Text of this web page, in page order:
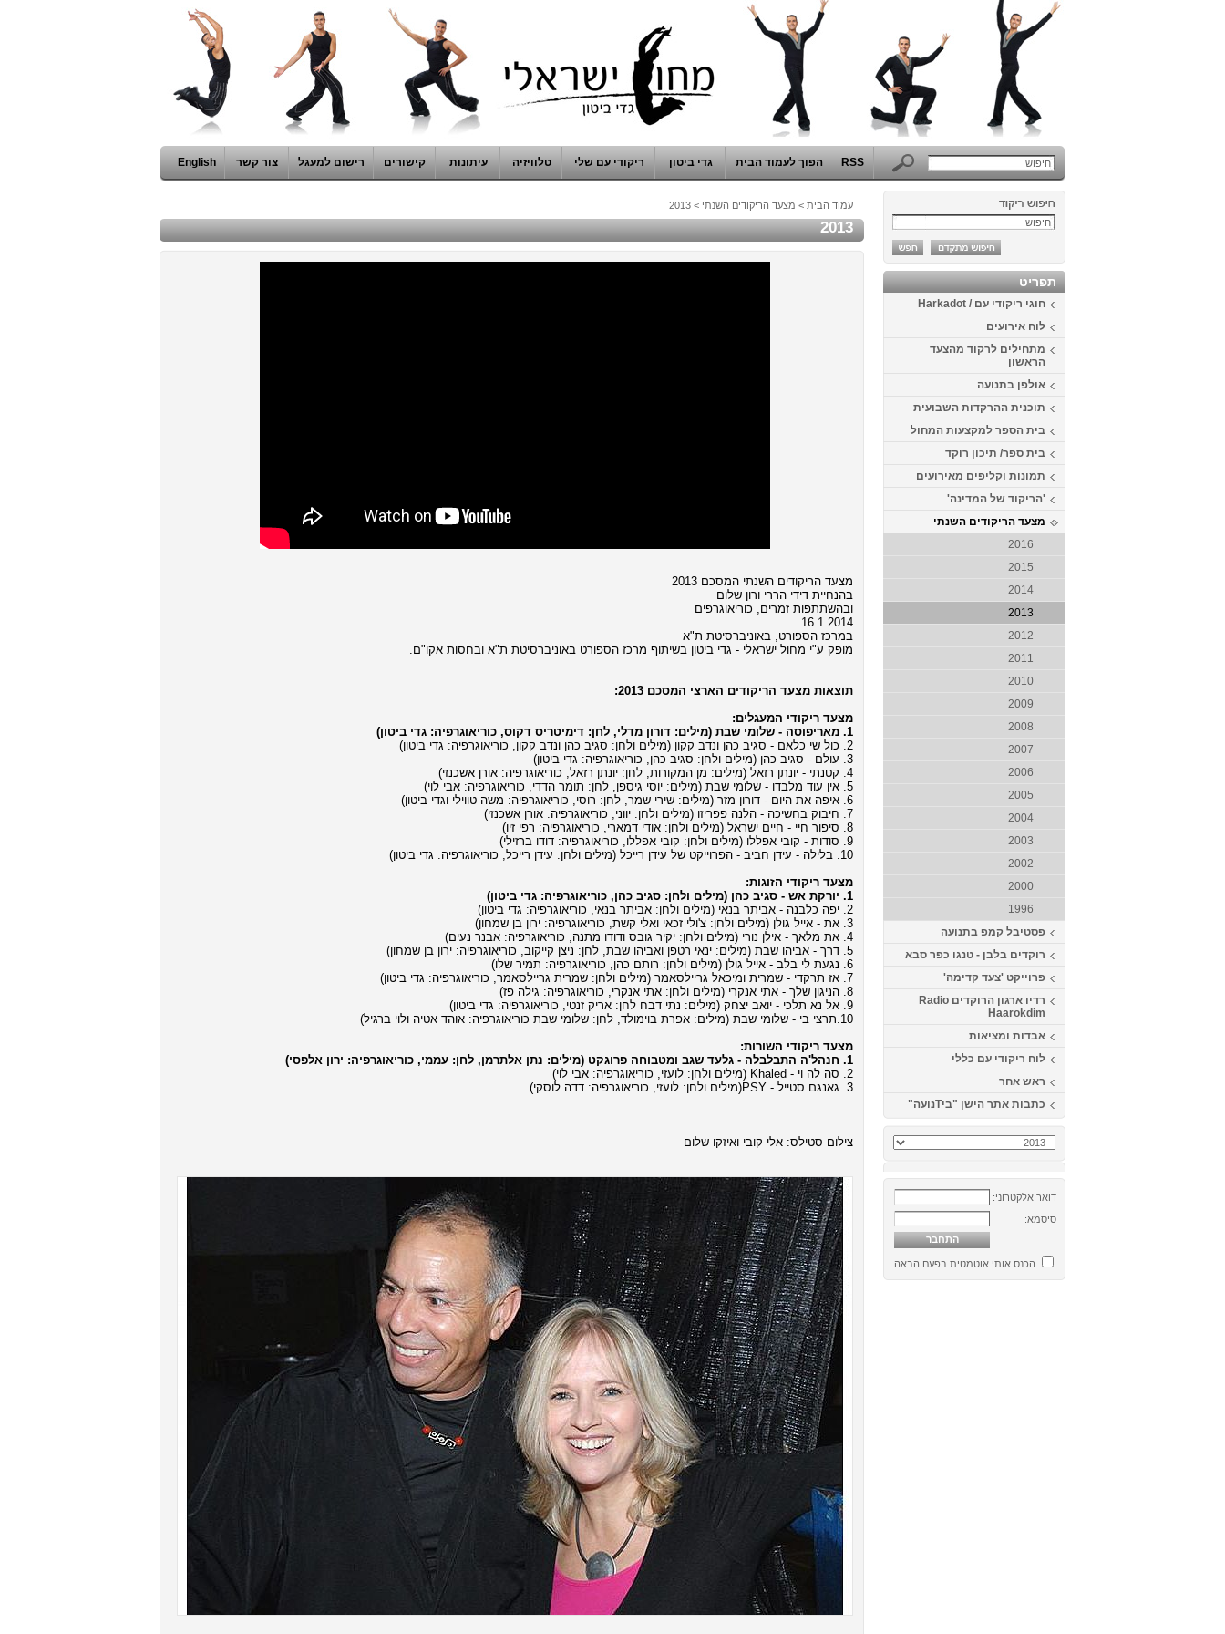
RSS הפוך לעמוד הבית גדי ביטון ריקודי עם שלי טלוויזיה עיתונות קישורים רישום למעגל צור קשר English
תפריט
חוגי ריקודי עם / Harkadot
לוח אירועים
מתחילים לרקוד מהצעד
הראשון
אולפן בתנועה
תוכנית ההרקדות השבועית
בית הספר למקצעות המחול
בית ספר/ תיכון רוקד
תמונות וקליפים מאירועים
'הריקוד של המדינה'
מצעד הריקודים השנתי
2016
2015
2014
2013
2012
2011
2010
2009
2008
2007
2006
2005
2004
2003
2002
2000
1996
פסטיבל קמפ בתנועה
רוקדים בלבן - טנגו כפר סבא
פרוייקט 'צעד קדימה'
רדיו ארגון הרוקדים Radio
Haarokdim
אבדות ומציאות
לוח ריקודי עם כללי
ראש אחר
כתבות אתר הישן "ביTנועה"
דואר אלקטרוני:
סיסמא:
הכנס אותי אוטמטית בפעם הבאה
עמוד הבית > מצעד הריקודים השנתי >
2013
2013
מצעד הריקודים השנתי המסכם 2013
בהנחיית דידי הררי ורון שלום
ובהשתתפות זמרים, כוריאוגרפים
16.1.2014
במרכז הספורט, באוניברסיטת ת"א
מופק ע"י מחול ישראלי - גדי ביטון בשיתוף מרכז הספורט באוניברסיטת ת"א ובחסות אקו"ם.
תוצאות מצעד הריקודים הארצי המסכם 2013:
מצעד ריקודי המעגלים:
1. מאריפוסה - שלומי שבת (מילים: דורון מדלי, לחן: דימיטריס דקוס, כוריאוגרפיה: גדי ביטון)
2. כול שי כלאם - סגיב כהן ונדב קקון (מילים ולחן: סגיב כהן ונדב קקון, כוריאוגרפיה: גדי ביטון)
3. עולם - סגיב כהן (מילים ולחן: סגיב כהן, כוריאוגרפיה: גדי ביטון)
4. קטנתי - יונתן רזאל (מילים: מן המקורות, לחן: יונתן רזאל, כוריאוגרפיה: אורן אשכנזי)
5. אין עוד מלבדו - שלומי שבת (מילים: יוסי גיספן, לחן: תומר הדדי, כוריאוגרפיה: אבי לוי)
6. איפה את היום - דורון מזר (מילים: שירי שמר, לחן: רוסי, כוריאוגרפיה: משה טווילי וגדי ביטון)
7. חיבוק בחשיכה - הלנה פפריזו (מילים ולחן: יווני, כוריאוגרפיה: אורן אשכנזי)
8. סיפור חיי - חיים ישראל (מילים ולחן: אודי דמארי, כוריאוגרפיה: רפי זיו)
9. סודות - קובי אפללו (מילים ולחן: קובי אפללו, כוריאוגרפיה: דודו ברזילי)
10. בלילה - עידן חביב - הפרוייקט של עידן רייכל (מילים ולחן: עידן רייכל, כוריאוגרפיה: גדי ביטון)
מצעד ריקודי הזוגות:
1. יורקת אש - סגיב כהן (מילים ולחן: סגיב כהן, כוריאוגרפיה: גדי ביטון)
2. יפה כלבנה - אביתר בנאי (מילים ולחן: אביתר בנאי, כוריאוגרפיה: גדי ביטון)
3. את - אייל גולן (מילים ולחן: צ'ולי זכאי ואלי קשת, כוריאוגרפיה: ירון בן שמחון)
4. את מלאך - אילן נורי (מילים ולחן: יקיר גובס ודודו מתנה, כוריאוגרפיה: אבנר נעים)
5. דרך - אביהו שבת (מילים: ינאי רטפן ואביהו שבת, לחן: ניצן קייקוב, כוריאוגרפיה: ירון בן שמחון)
6. נגעת לי בלב - אייל גולן (מילים ולחן: רותם כהן, כוריאוגרפיה: תמיר שלו)
7. אז תרקדי - שמרית ומיכאל גריילסאמר (מילים ולחן: שמרית גריילסאמר, כוריאוגרפיה: גדי ביטון)
8. הניגון שלך - אתי אנקרי (מילים ולחן: אתי אנקרי, כוריאוגרפיה: גילה פז)
9. אל נא תלכי - יואב יצחק (מילים: נתי דבח לחן: אריק זנטי, כוריאוגרפיה: גדי ביטון)
10.תרצי בי - שלומי שבת (מילים: אפרת בוימולד, לחן: שלומי שבת כוריאוגרפיה: אוהד אטיה ולוי ברגיל)
מצעד ריקודי השורות:
1. חנהל'ה התבלבלה - גלעד שגב ומטבוחה פרוגקט (מילים: נתן אלתרמן, לחן: עממי, כוריאוגרפיה: ירון אלפסי)
2. סה לה וי - Khaled (מילים ולחן: לועזי, כוריאוגרפיה: אבי לוי)
3. גאנגם סטייל - PSY(מילים ולחן: לועזי, כוריאוגרפיה: דדה לוסקי)
צילום סטילס: אלי קובי ואיזקו שלום